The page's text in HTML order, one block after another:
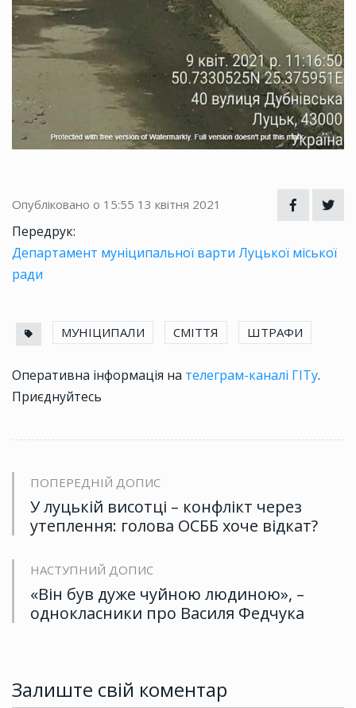
Опубліковано о 15:55 13 квітня 2021
Передрук:
Департамент муніципальної варти Луцької міської
ради
МУНІЦИПАЛИ СМІТТЯ ШТРАФИ
Оперативна інформація на телеграм-каналі ГІТу.
Приєднуйтесь
ПОПЕРЕДНІЙ ДОПИС
У луцькій висотці – конфлікт через
утеплення: голова ОСББ хоче відкат?
НАСТУПНИЙ ДОПИС
«Він був дуже чуйною людиною», –
однокласники про Василя Федчука
Залиште свій коментар